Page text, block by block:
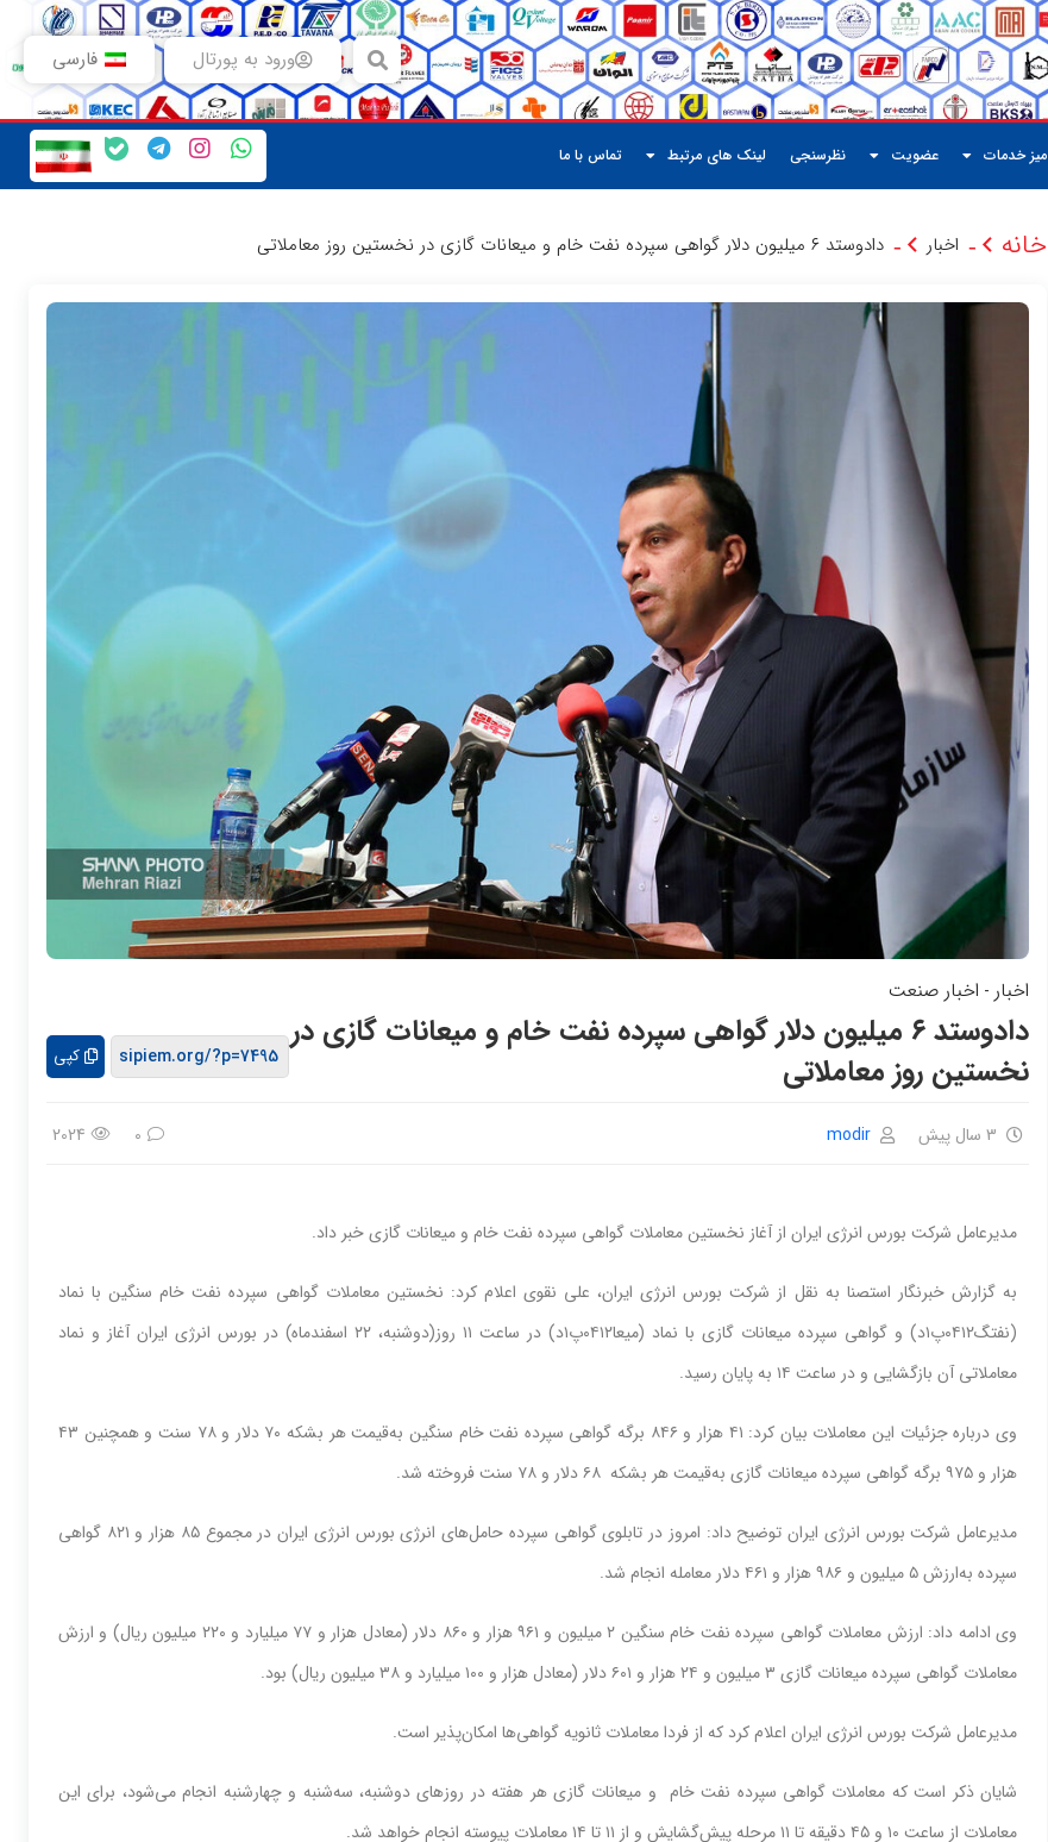
ورود به پورتال فارسی
میز خدمات عضویت نظرسنجی لینک های مرتبط تماس با ما
خانه - اخبار - دادوستد ۶ میلیون دلار گواهی سپرده نفت خام و میعانات گازی در نخستین روز معاملاتی
اخبار - اخبار صنعت
دادوستد ۶ میلیون دلار گواهی سپرده نفت خام و میعانات گازی در
نخستین روز معاملاتی
کپی
3 سال پیش modir
0
2024
مدیرعامل شرکت بورس انرژی ایران از آغاز نخستین معاملات گواهی سپرده نفت خام و میعانات گازی خبر داد.
به گزارش خبرنگار استصنا به نقل از شرکت بورس انرژی ایران، علی نقوی اعلام کرد: نخستین معاملات گواهی سپرده نفت خام سنگین با نماد
(نفتگ۰۴۱۲پ۱د) و گواهی سپرده میعانات گازی با نماد (میعا۰۴۱۲پ۱د) در ساعت ۱۱ روز(دوشنبه، ۲۲ اسفندماه) در بورس انرژی ایران آغاز و نماد
معاملاتی آن بازگشایی و در ساعت ۱۴ به پایان رسید.
وی درباره جزئیات این معاملات بیان کرد: ۴۱ هزار و ۸۴۶ برگه گواهی سپرده نفت خام سنگین به‌قیمت هر بشکه ۷۰ دلار و ۷۸ سنت و همچنین ۴۳
هزار و ۹۷۵ برگه گواهی سپرده میعانات گازی به‌قیمت هر بشکه ۶۸ دلار و ۷۸ سنت فروخته شد.
مدیرعامل شرکت بورس انرژی ایران توضیح داد: امروز در تابلوی گواهی سپرده حامل‌های انرژی بورس انرژی ایران در مجموع ۸۵ هزار و ۸۲۱ گواهی
سپرده به‌ارزش ۵ میلیون و ۹۸۶ هزار و ۴۶۱ دلار معامله انجام شد.
وی ادامه داد: ارزش معاملات گواهی سپرده نفت خام سنگین ۲ میلیون و ۹۶۱ هزار و ۸۶۰ دلار (معادل هزار و ۷۷ میلیارد و ۲۲۰ میلیون ریال) و ارزش
معاملات گواهی سپرده میعانات گازی ۳ میلیون و ۲۴ هزار و ۶۰۱ دلار (معادل هزار و ۱۰۰ میلیارد و ۳۸ میلیون ریال) بود.
مدیرعامل شرکت بورس انرژی ایران اعلام کرد که از فردا معاملات ثانویه گواهی‌ها امکان‌پذیر است.
شایان ذکر است که معاملات گواهی سپرده نفت خام و میعانات گازی هر هفته در روزهای دوشنبه، سه‌شنبه و چهارشنبه انجام می‌شود، برای این
معاملات از ساعت ۱۰ و ۴۵ دقیقه تا ۱۱ مرحله پیش‌گشایش و از ۱۱ تا ۱۴ معاملات پیوسته انجام خواهد شد.